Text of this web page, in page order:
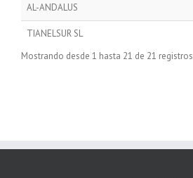
AL-ANDALUS
TIANELSUR SL
Mostrando desde 1 hasta 21 de 21 registros